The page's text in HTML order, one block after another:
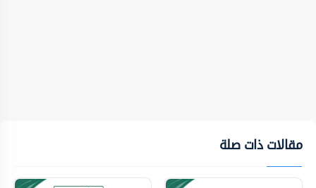
مقالات ذات صلة